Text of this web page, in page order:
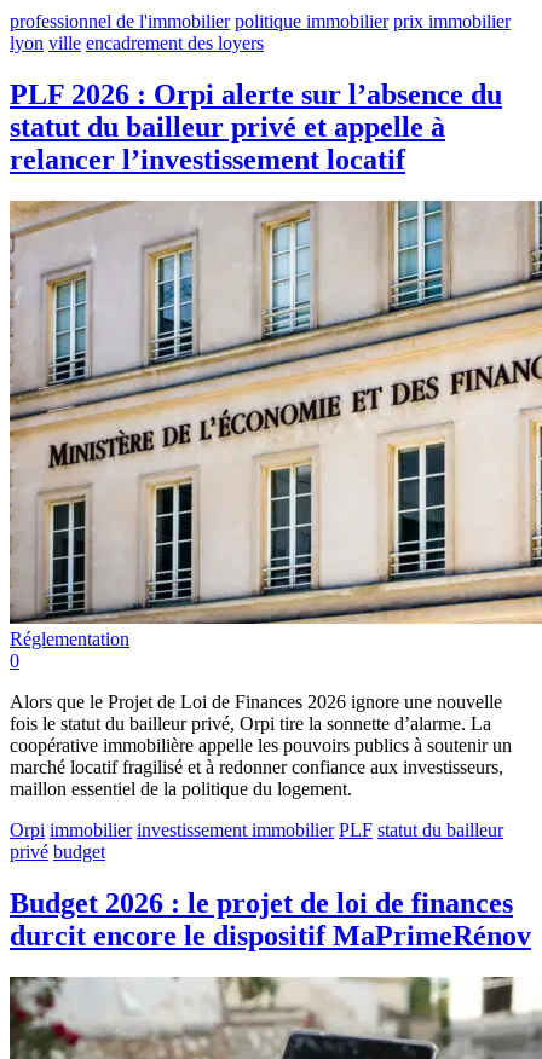
professionnel de l'immobilier politique immobilier prix immobilier
lyon ville encadrement des loyers
PLF 2026 : Orpi alerte sur l’absence du
statut du bailleur privé et appelle à
relancer l’investissement locatif
Réglementation
0
Alors que le Projet de Loi de Finances 2026 ignore une nouvelle
fois le statut du bailleur privé, Orpi tire la sonnette d’alarme. La
coopérative immobilière appelle les pouvoirs publics à soutenir un
marché locatif fragilisé et à redonner confiance aux investisseurs,
maillon essentiel de la politique du logement.
Orpi immobilier investissement immobilier PLF statut du bailleur
privé budget
Budget 2026 : le projet de loi de finances
durcit encore le dispositif MaPrimeRénov